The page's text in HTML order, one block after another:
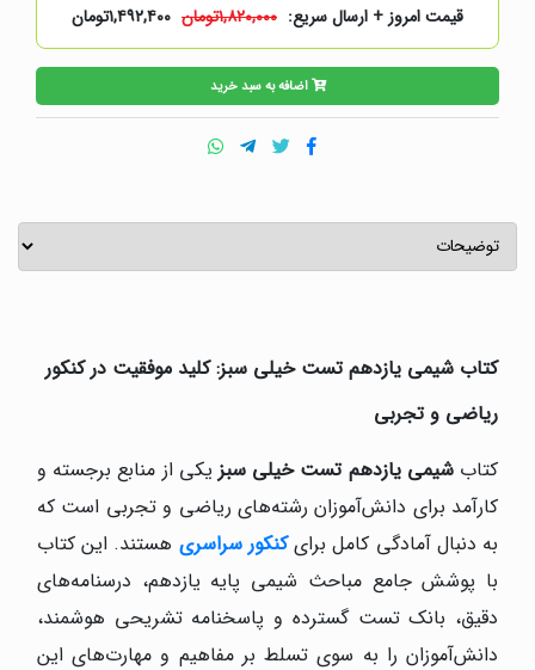
قیمت امروز + ارسال سریع: ۱,۸۲۰,۰۰۰تومان
اضافه به سبد خرید
کتاب شیمی یازدهم تست خیلی سبز: کلید موفقیت در کنکور
ریاضی و تجربی
کتابشیمی یازدهم تست خیلی سبز یکی از منابع برجسته و
کارآمد برای دانش‌آموزان رشته‌های ریاضی و تجربی است که
به دنبال آمادگی کامل برایکنکور سراسری هستند. این کتاب
با پوشش جامع مباحث شیمی پایه یازدهم، درسنامه‌های
دقیق، بانک تست گسترده و پاسخنامه تشریحی هوشمند،
دانش‌آموزان را به سوی تسلط بر مفاهیم و مهارت‌های این